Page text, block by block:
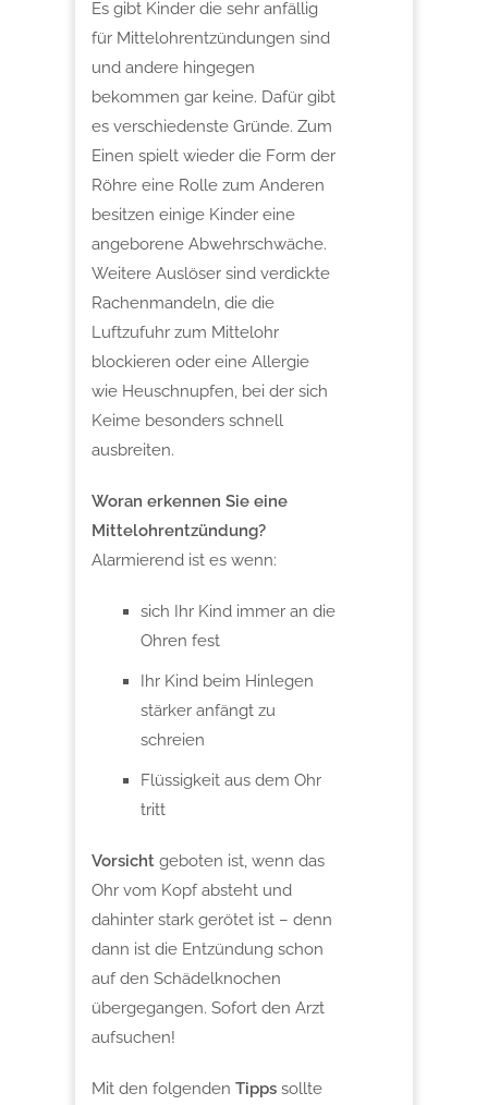
Es gibt Kinder die sehr anfällig
für Mittelohrentzündungen sind
und andere hingegen
bekommen gar keine. Dafür gibt
es verschiedenste Gründe. Zum
Einen spielt wieder die Form der
Röhre eine Rolle zum Anderen
besitzen einige Kinder eine
angeborene Abwehrschwäche.
Weitere Auslöser sind verdickte
Rachenmandeln, die die
Luftzufuhr zum Mittelohr
blockieren oder eine Allergie
wie Heuschnupfen, bei der sich
Keime besonders schnell
ausbreiten.
Woran erkennen Sie eine
Mittelohrentzündung?
Alarmierend ist es wenn:
sich Ihr Kind immer an die
Ohren fest
Ihr Kind beim Hinlegen
stärker anfängt zu
schreien
Flüssigkeit aus dem Ohr
tritt
Vorsicht geboten ist, wenn das
Ohr vom Kopf absteht und
dahinter stark gerötet ist – denn
dann ist die Entzündung schon
auf den Schädelknochen
übergegangen. Sofort den Arzt
aufsuchen!
Mit den folgenden Tipps sollte